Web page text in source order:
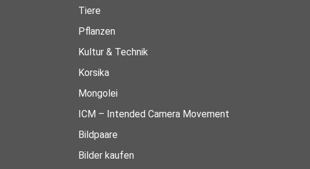
Tiere
Pflanzen
Kultur & Technik
Korsika
Mongolei
ICM – Intended Camera Movement
Bildpaare
Bilder kaufen